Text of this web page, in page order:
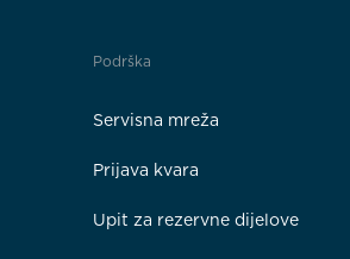
Podrška
Servisna mreža
Prijava kvara
Upit za rezervne dijelove